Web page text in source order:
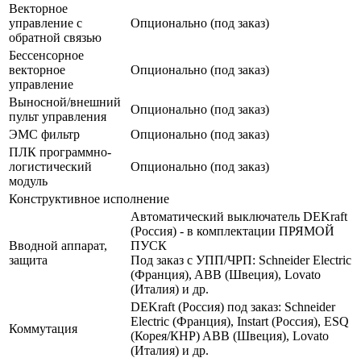
Векторное
управление с
обратной связью
Опционально (под заказ)
Бессенсорное
векторное
управление
Опционально (под заказ)
Выносной/внешний
пульт управления
Опционально (под заказ)
ЭМС фильтр
Опционально (под заказ)
ПЛК программно-
логистический
модуль
Опционально (под заказ)
Конструктивное исполнение
Вводной аппарат,
защита
Автоматический выключатель DEKraft
(Россия) - в комплектации ПРЯМОЙ
ПУСК
Под заказ с УПП/ЧРП: Schneider Electric
(Франция), ABB (Швеция), Lovato
(Италия) и др.
Коммутация
DEKraft (Россия) под заказ: Schneider
Electric (Франция), Instart (Россия), ESQ
(Корея/КНР) ABB (Швеция), Lovato
(Италия) и др.